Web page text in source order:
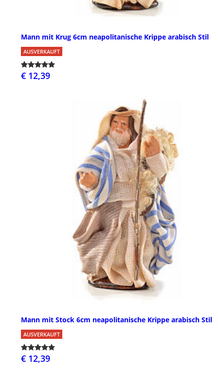
Mann mit Krug 6cm neapolitanische Krippe arabisch Stil
AUSVERKAUFT
€ 12,39
Mann mit Stock 6cm neapolitanische Krippe arabisch Stil
AUSVERKAUFT
€ 12,39